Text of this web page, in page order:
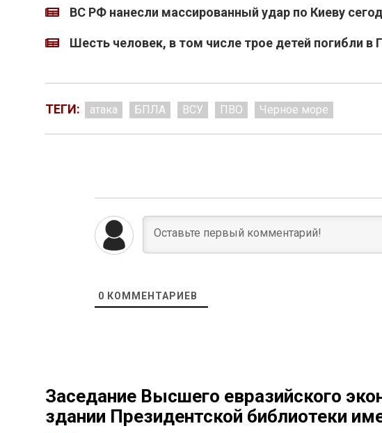
ВС РФ нанесли массированный удар по Киеву
Шесть человек, в том числе трое детей погибли в
ТЕГИ: атака БПЛА ВСУ ПВО Черное море
0 КОММЕНТАРИЕВ
Заседание Высшего евразийского
здании Президентской библиотеки